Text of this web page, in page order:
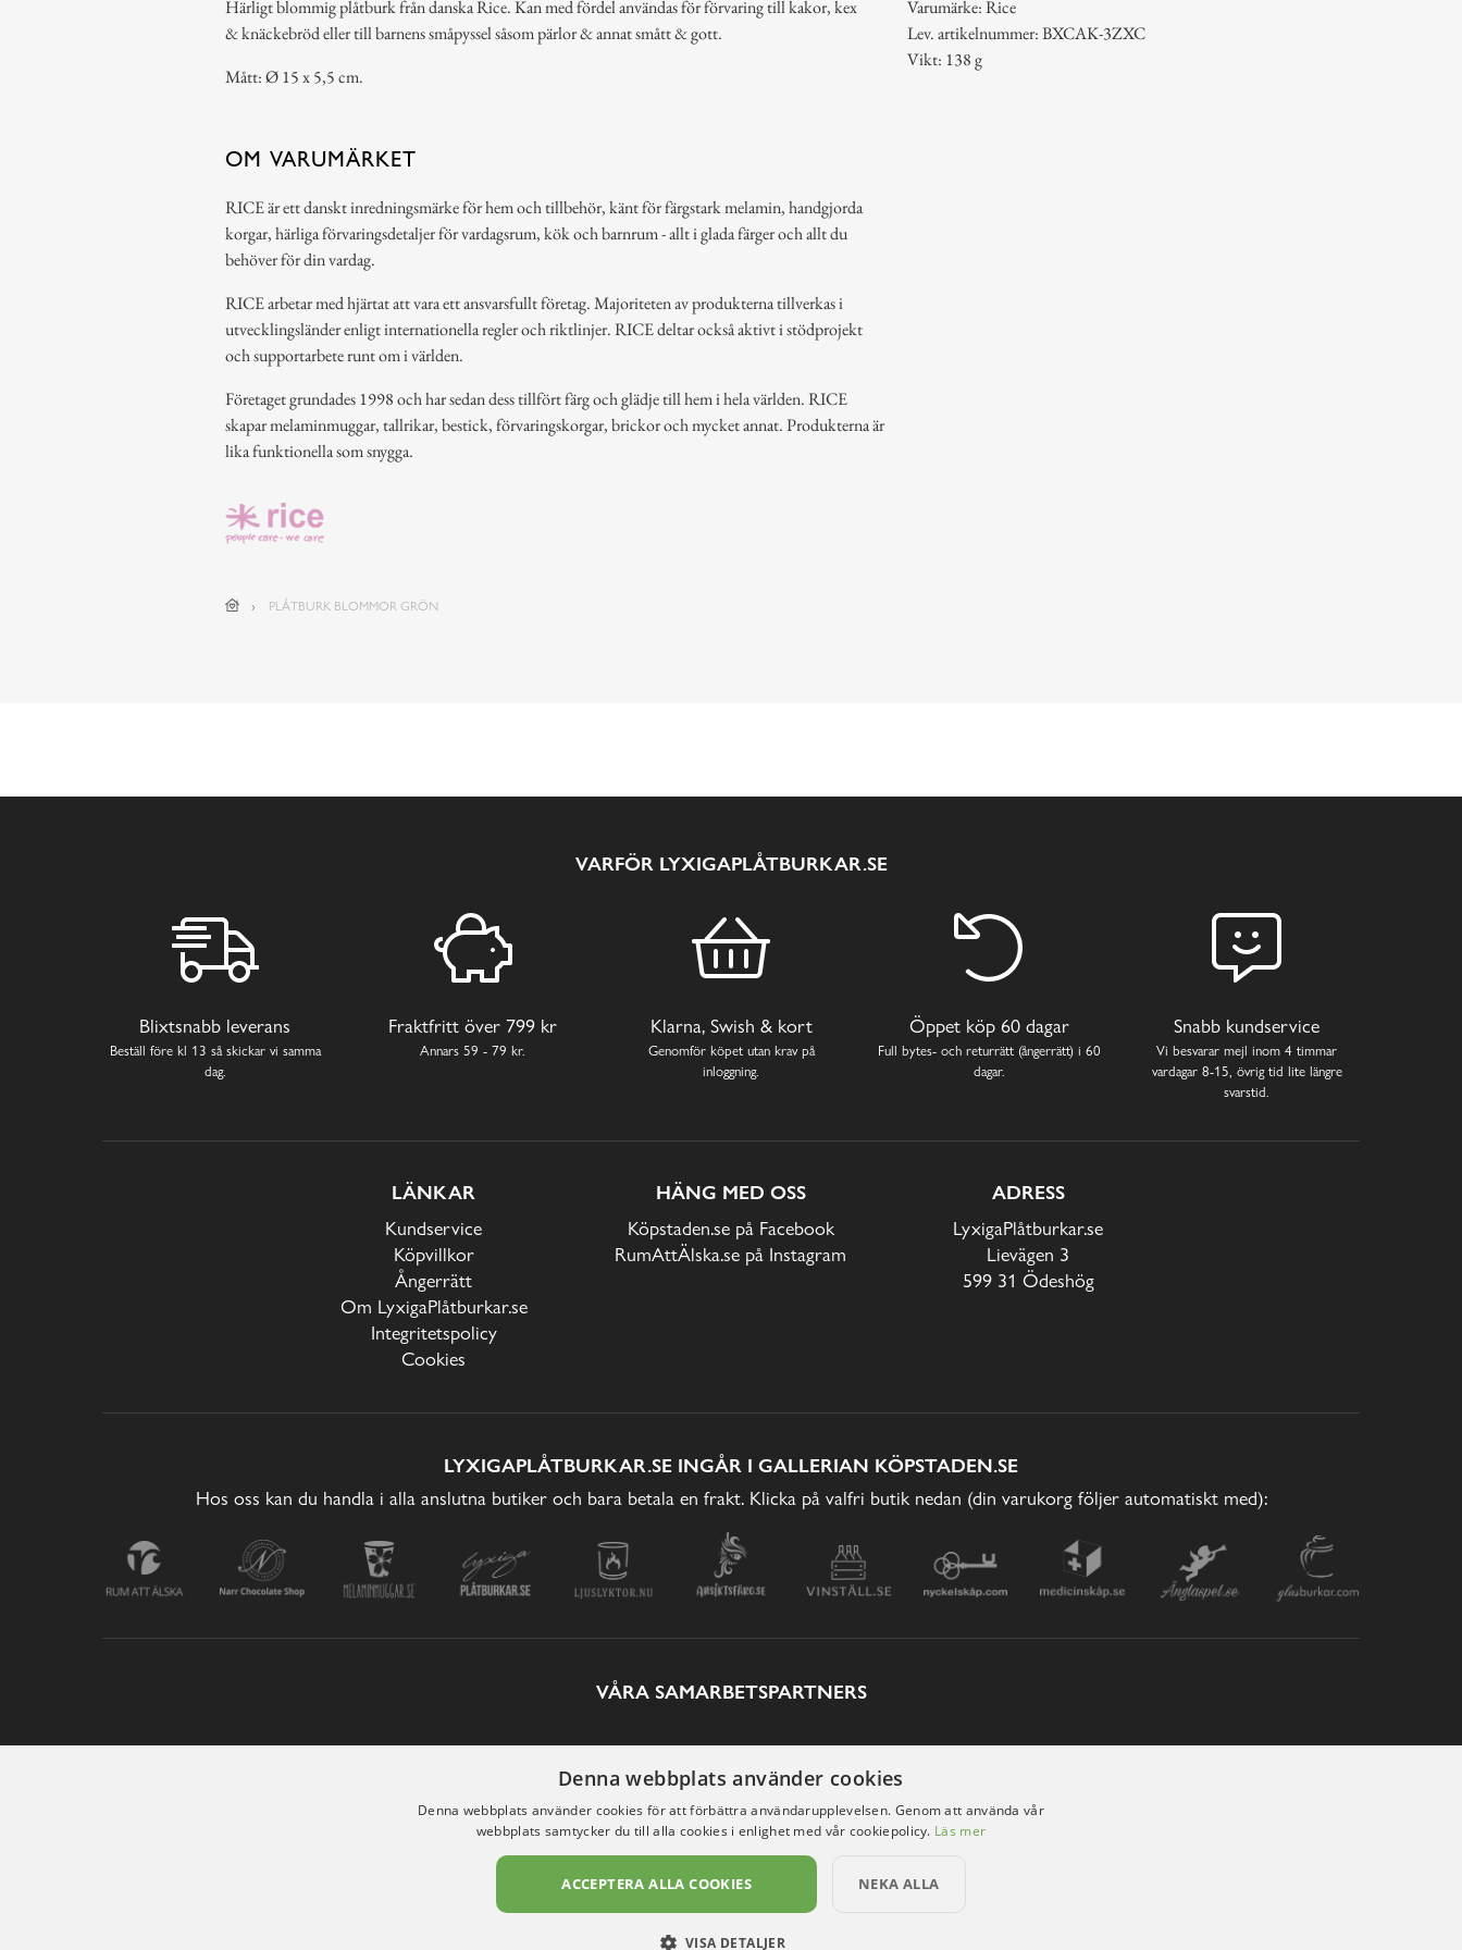
Härligt blommig plåtburk från danska Rice. Kan med fördel användas för förvaring till kakor, kex
& knäckebröd eller till barnens småpyssel såsom pärlor & annat smått & gott.
Mått: Ø 15 x 5,5 cm.
Varumärke: Rice
Lev. artikelnummer: BXCAK-3ZXC
Vikt: 138 g
OM VARUMÄRKET
RICE är ett danskt inredningsmärke för hem och tillbehör, känt för färgstark melamin, handgjorda
korgar, härliga förvaringsdetaljer för vardagsrum, kök och barnrum - allt i glada färger och allt du
behöver för din vardag.
RICE arbetar med hjärtat att vara ett ansvarsfullt företag. Majoriteten av produkterna tillverkas i
utvecklingsländer enligt internationella regler och riktlinjer. RICE deltar också aktivt i stödprojekt
och supportarbete runt om i världen.
Företaget grundades 1998 och har sedan dess tillfört färg och glädje till hem i hela världen. RICE
skapar melaminmuggar, tallrikar, bestick, förvaringskorgar, brickor och mycket annat. Produkterna är
lika funktionella som snygga.
PLÅTBURK BLOMMOR GRÖN
VARFÖR LYXIGAPLÅTBURKAR.SE
Blixtsnabb leverans
Beställ före kl 13 så skickar vi samma
dag.
Fraktfritt över 799 kr
Annars 59 - 79 kr.
Klarna, Swish & kort
Genomför köpet utan krav på
inloggning.
Öppet köp 60 dagar
Full bytes- och returrätt (ångerrätt) i 60
dagar.
Snabb kundservice
Vi besvarar mejl inom 4 timmar
vardagar 8-15, övrig tid lite längre
svarstid.
LÄNKAR
Kundservice
Köpvillkor
Ångerrätt
Om LyxigaPlåtburkar.se
Integritetspolicy
Cookies
HÄNG MED OSS
Köpstaden.se på Facebook
RumAttÄlska.se på Instagram
ADRESS
LyxigaPlåtburkar.se
Lievägen 3
599 31 Ödeshög
LYXIGAPLÅTBURKAR.SE INGÅR I GALLERIAN KÖPSTADEN.SE
Hos oss kan du handla i alla anslutna butiker och bara betala en frakt. Klicka på valfri butik nedan (din varukorg följer automatiskt med):
VÅRA SAMARBETSPARTNERS
Denna webbplats använder cookies
Denna webbplats använder cookies för att förbättra användarupplevelsen. Genom att använda vår
webbplats samtycker du till alla cookies i enlighet med vår cookiepolicy. Läs mer
ACCEPTERA ALLA COOKIES NEKA ALLA
VISA DETALJER